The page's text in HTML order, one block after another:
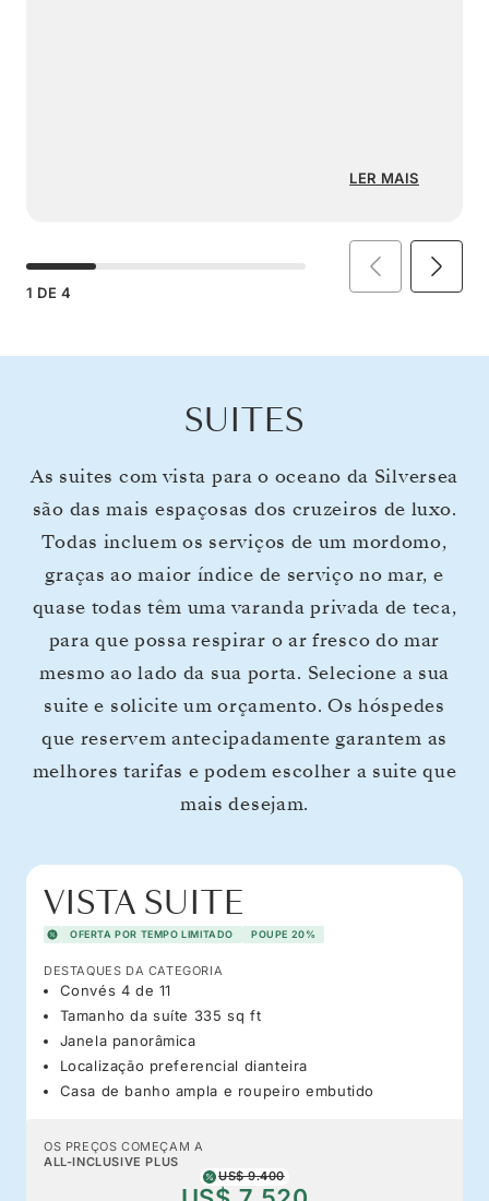
LER MAIS
1 DE 4
SUITES
As suites com vista para o oceano da Silversea
são das mais espaçosas dos cruzeiros de luxo.
Todas incluem os serviços de um mordomo,
graças ao maior índice de serviço no mar, e
quase todas têm uma varanda privada de teca,
para que possa respirar o ar fresco do mar
mesmo ao lado da sua porta. Selecione a sua
suite e solicite um orçamento. Os hóspedes
que reservem antecipadamente garantem as
melhores tarifas e podem escolher a suite que
mais desejam.
VISTA SUITE
OFERTA POR TEMPO LIMITADO POUPE 20%
DESTAQUES DA CATEGORIA
Convés 4 de 11
Tamanho da suíte 335 sq ft
Janela panorâmica
Localização preferencial dianteira
Casa de banho ampla e roupeiro embutido
OS PREÇOS COMEÇAM A
ALL-INCLUSIVE PLUS
US$ 9.400